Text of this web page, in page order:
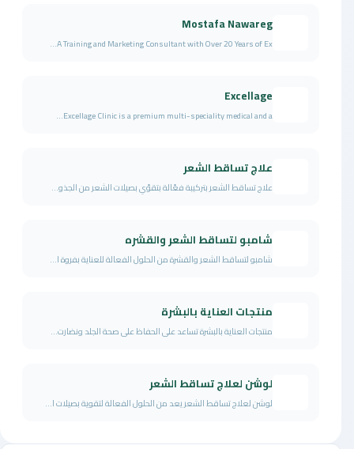
Mostafa Nawareg
A Training and Marketing Consultant with Over 20 Years of Ex...
Excellage
Excellage Clinic is a premium multi-speciality medical and a...
علاج تساقط الشعر
علاج تساقط الشعر بتركيبة فعّالة بتقوّي بصيلات الشعر من الجذو...
شامبو لتساقط الشعر والقشره
شامبو لتساقط الشعر والقشرة من الحلول الفعالة للعناية بفروة ا...
منتجات العناية بالبشرة
منتجات العناية بالبشرة تساعد على الحفاظ على صحة الجلد ونضارت...
لوشن لعلاج تساقط الشعر
لوشن لعلاج تساقط الشعر يعد من الحلول الفعالة لتقوية بصيلات ا...